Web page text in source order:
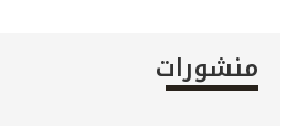
منشورات